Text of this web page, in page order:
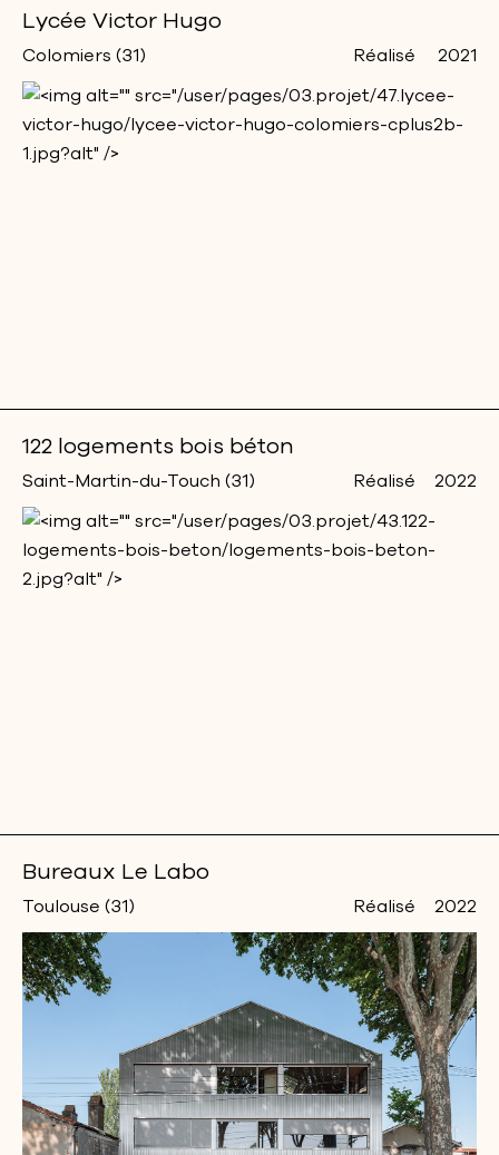
Lycée Victor Hugo
Réalisé
Colomiers (31) 2021
122 logements bois béton
Réalisé
Saint-Martin-du-Touch (31) 2022
Bureaux Le Labo
Réalisé
Toulouse (31) 2022